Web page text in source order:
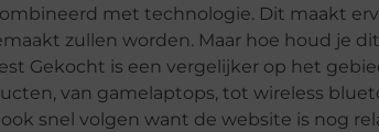
met technologie. Dit maakt
zullen worden. Maar hoe houd je
Gekocht is een vergelijker op het
van gamelaptops, tot wireless
snel volgen want de website is nog